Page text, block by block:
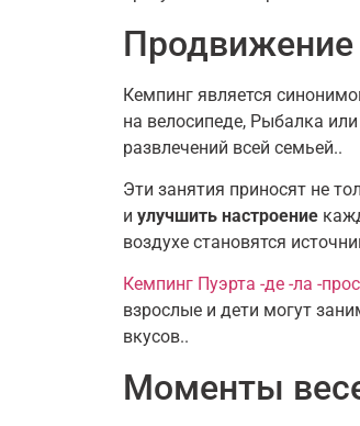
Продвижение
Кемпинг является
на велосипеде, Рыбалка
развлечений всей семьей..
Эти занятия приносят не
и улучшить настроение
воздухе становятся
Кемпинг Пуэрта -де -ла -
взрослые и дети могут
вкусов..
Моменты